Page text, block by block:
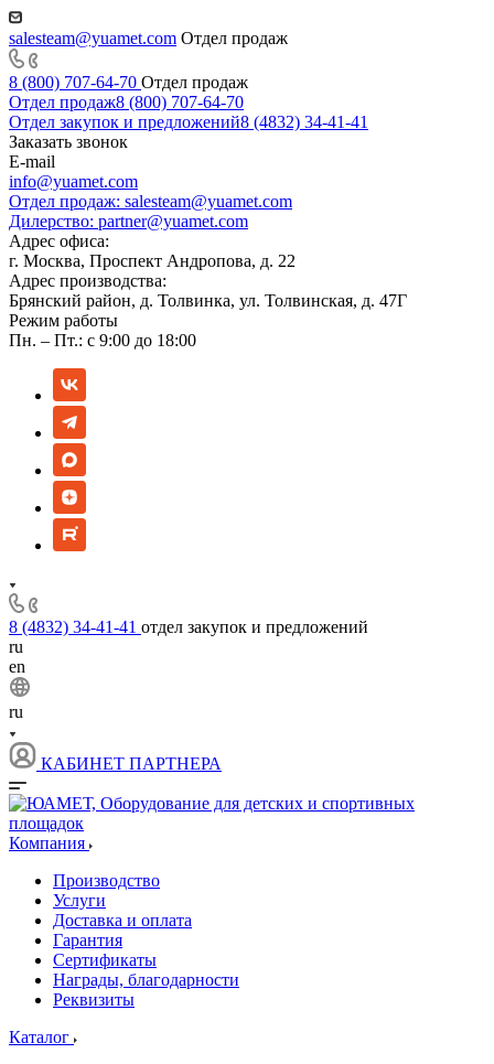
salesteam@yuamet.com Отдел продаж
8 (800) 707-64-70 Отдел продаж
Отдел продаж8 (800) 707-64-70
Отдел закупок и предложений8 (4832) 34-41-41
Заказать звонок
E-mail
info@yuamet.com
Отдел продаж: salesteam@yuamet.com
Дилерство: partner@yuamet.com
Адрес офиса:
г. Москва, Проспект Андропова, д. 22
Адрес производства:
Брянский район, д. Толвинка, ул. Толвинская, д. 47Г
Режим работы
Пн. – Пт.: с 9:00 до 18:00
8 (4832) 34-41-41 отдел закупок и предложений
ru
en
ru
КАБИНЕТ ПАРТНЕРА
Компания
Производство
Услуги
Доставка и оплата
Гарантия
Сертификаты
Награды, благодарности
Реквизиты
Каталог